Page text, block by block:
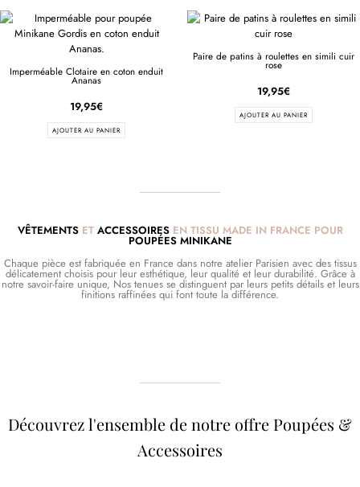
Imperméable Clotaire en coton enduit
Ananas
19,95€
AJOUTER AU PANIER
Paire de patins à roulettes en simili cuir
rose
19,95€
AJOUTER AU PANIER
VÊTEMENTSET ACCESSOIRESEN TISSU MADE IN FRANCE POUR
POUPÉES MINIKANE
Chaque pièce est fabriquée en France dans notre atelier Parisien avec des tissus
délicatement choisis pour leur esthétique, leur qualité et leur durabilité. Grâce à
notre savoir-faire unique, Nos tenues se distinguent par leurs petits détails et leurs
finitions raffinées qui font toute la différence.
Découvrez l'ensemble de notre offre Poupées &
Accessoires